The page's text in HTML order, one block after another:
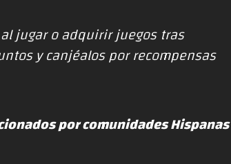
jugar o adquirir juegos tras
y canjéalos por recompensas
por comunidades Hispanas